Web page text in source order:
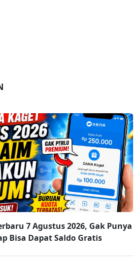
7 Agustus 2026, Gak Punya
Bisa Dapat Saldo Gratis